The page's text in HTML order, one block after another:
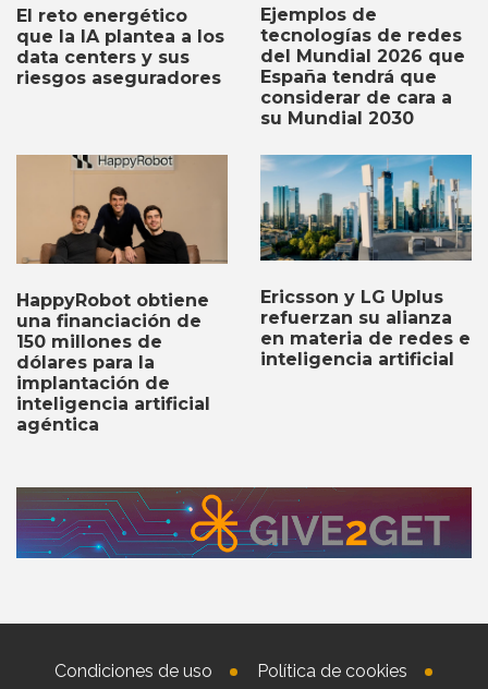
El reto energético
que la IA plantea a los
data centers y sus
riesgos aseguradores
Ejemplos de
tecnologías de redes
del Mundial 2026 que
España tendrá que
considerar de cara a
su Mundial 2030
HappyRobot obtiene
una financiación de
150 millones de
dólares para la
implantación de
inteligencia artificial
agéntica
Ericsson y LG Uplus
refuerzan su alianza
en materia de redes e
inteligencia artificial
Condiciones de uso Política de cookies